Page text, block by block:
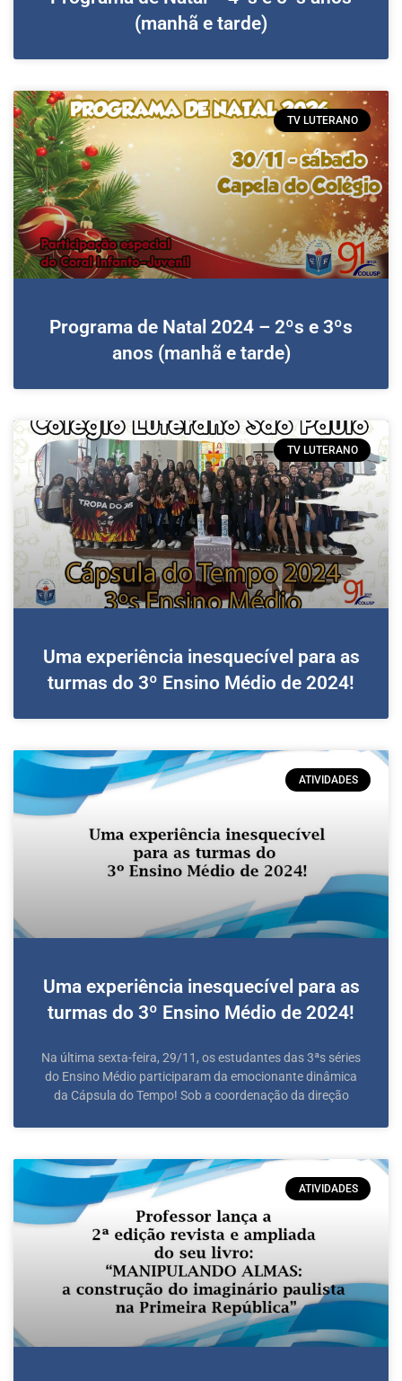
(manhã e tarde)
TV LUTERANO
Programa de Natal 2024 – 2ºs e 3ºs
anos (manhã e tarde)
TV LUTERANO
Uma experiência inesquecível para as
turmas do 3º Ensino Médio de 2024!
ATIVIDADES
Uma experiência inesquecível para as
turmas do 3º Ensino Médio de 2024!
Na última sexta-feira, 29/11, os estudantes das 3ªs séries
do Ensino Médio participaram da emocionante dinâmica
da Cápsula do Tempo! Sob a coordenação da direção
ATIVIDADES